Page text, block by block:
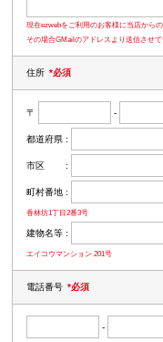
現在ezwebをご利用のお客様に当店から
その場合GMailのアドレスより送信させ
住所 *必須
〒 -
都道府県 :
市区 :
町村番地 :
香林坊1丁目2番3号
建物名等 :
エイコウマンション 201号
電話番号 *必須
-